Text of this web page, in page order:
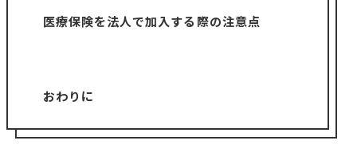
医療保険を法人で加入する際の注意点
おわりに